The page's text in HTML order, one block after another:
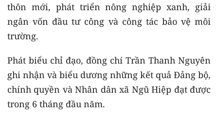
thôn mới, phát triển nông nghiệp xanh, giải
ngân vốn đầu tư công và công tác bảo vệ môi
trường.
Phát biểu chỉ đạo, đồng chí Trần Thanh Nguyên
ghi nhận và biểu dương những kết quả Đảng bộ,
chính quyền và Nhân dân xã Ngũ Hiệp đạt được
trong 6 tháng đầu năm.